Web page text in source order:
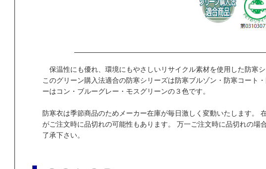
保温性にも優れ、環境にもやさしいリサイクル素材を使用した防寒
このグリーン購入法適合の防寒シリーズは防寒ブルゾン・防寒コート
ーはコン・ブルーグレー・モスグリーンの３色です。
防寒衣は季節商品のためメーカー在庫が毎日激しく変動いたします。
がご注文時に品切れの可能性もあります。 万一ご注文時に品切れの場
了承下さい。